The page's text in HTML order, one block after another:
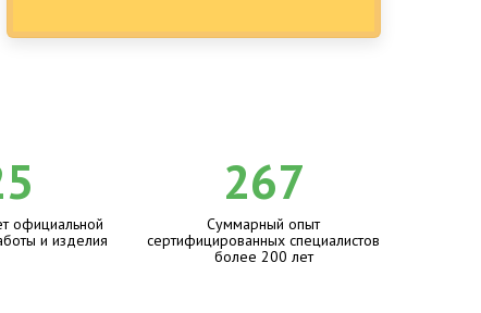
официальной
и изделия
267
Суммарный опыт
сертифицированных специалистов
более 200 лет